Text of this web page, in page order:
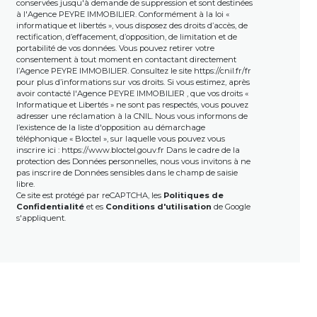
conservées jusqu'à demande de suppression et sont destinées
à l'Agence PEYRE IMMOBILIER. Conformément à la loi «
informatique et libertés », vous disposez des droits d’accès, de
rectification, d’effacement, d’opposition, de limitation et de
portabilité de vos données. Vous pouvez retirer votre
consentement à tout moment en contactant directement
l’Agence PEYRE IMMOBILIER. Consultez le site https://cnil.fr/fr
pour plus d’informations sur vos droits. Si vous estimez, après
avoir contacté l'Agence PEYRE IMMOBILIER , que vos droits «
Informatique et Libertés » ne sont pas respectés, vous pouvez
adresser une réclamation à la CNIL. Nous vous informons de
l’existence de la liste d'opposition au démarchage
téléphonique « Bloctel », sur laquelle vous pouvez vous
inscrire ici : https://www.bloctel.gouv.fr Dans le cadre de la
protection des Données personnelles, nous vous invitons à ne
pas inscrire de Données sensibles dans le champ de saisie
libre.
Ce site est protégé par reCAPTCHA, les Politiques de
Confidentialitéet es Conditions d'utilisation de Google
s'appliquent.